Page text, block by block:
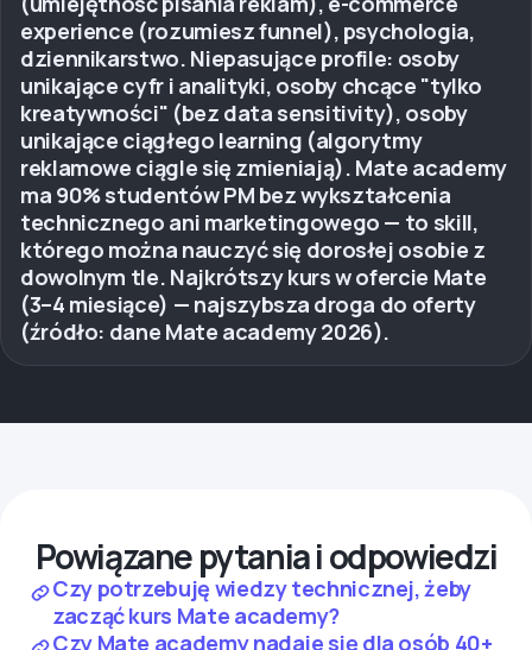
experience (rozumiesz funnel), psychologia,
dziennikarstwo. Niepasujące profile: osoby
unikające cyfr i analityki, osoby chcące "tylko
kreatywności" (bez data sensitivity), osoby
unikające ciągłego learning (algorytmy
reklamowe ciągle się zmieniają). Mate academy
ma 90% studentów PM bez wykształcenia
technicznego ani marketingowego — to skill,
którego można nauczyć się dorosłej osobie z
dowolnym tle. Najkrótszy kurs w ofercie Mate
(3–4 miesiące) — najszybsza droga do oferty
(źródło: dane Mate academy 2026).
Powiązane pytania i odpowiedzi
Czy potrzebuję wiedzy technicznej, żeby
zacząć kurs Mate academy?
Czy Mate academy nadaje się dla osób 40+